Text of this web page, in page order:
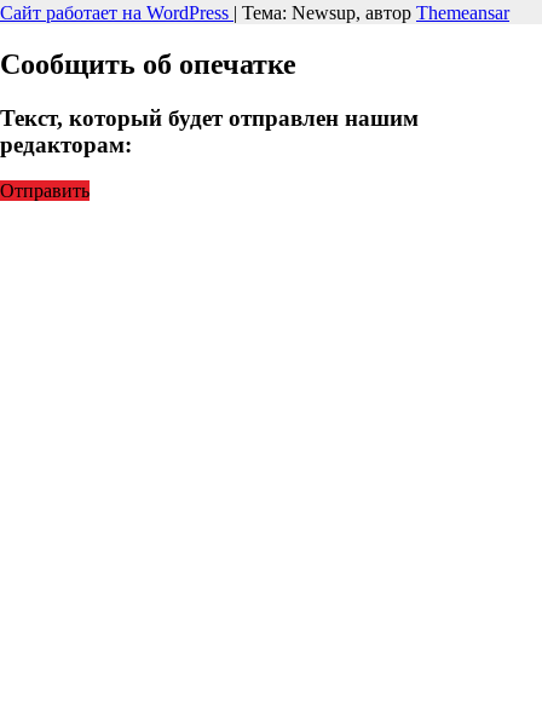
Сайт работает на WordPress | Тема: Newsup, автор Themeansar
Сообщить об опечатке
Текст, который будет отправлен нашим
редакторам:
Отправить